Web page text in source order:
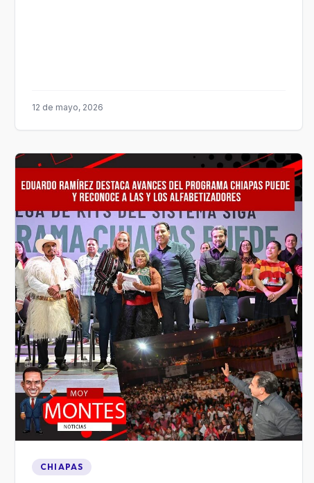
12 de mayo, 2026
CHIAPAS